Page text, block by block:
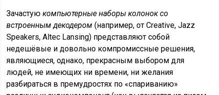
Зачастуюкомпьютерные наборы колонок со
встроенным декодером (например, от Creative, Jazz
Speakers, Altec Lansing) представляют собой
недешёвые и довольно компромиссные решения,
являющиеся, однако, прекрасным выбором для
людей, не имеющих ни времени, ни желания
разбираться в премудростях по «спариванию»